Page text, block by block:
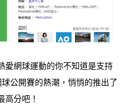
愛網球運動的你不知道是支持
公開賽的熱潮，悄悄的推出了
高分吧！